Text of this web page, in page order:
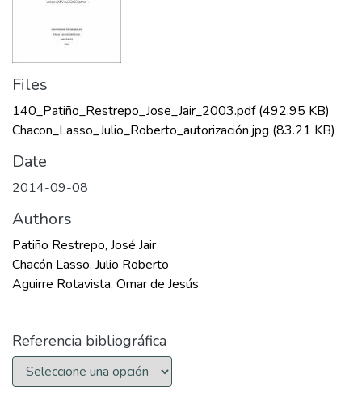
Files
140_Patiño_Restrepo_Jose_Jair_2003.pdf(492.95 KB)
Chacon_Lasso_Julio_Roberto_autorización.jpg (83.21 KB)
Date
2014-09-08
Authors
Patiño Restrepo, José Jair
Chacón Lasso, Julio Roberto
Aguirre Rotavista, Omar de Jesús
Referencia bibliográfica